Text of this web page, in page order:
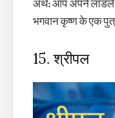
अर्थ:आप अपने लाडले
भगवान कृष्ण के एक
15. श्रीपल